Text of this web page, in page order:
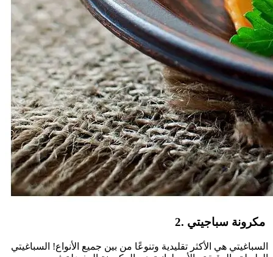
السباغيتي هي الأكثر تقليدية وتنوعًا من بين جميع الأنواع! السباغيتي